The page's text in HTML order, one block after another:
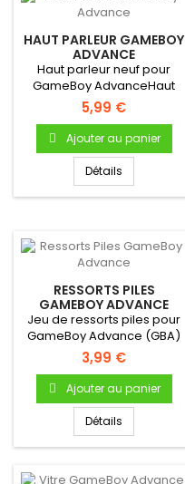
HAUT PARLEUR GAMEBOY
ADVANCE
Haut parleur neuf pour
GameBoy AdvanceHaut
parleur (enceinte) interne
neuf...
5,99 €
Ajouter au panier
Détails
RESSORTS PILES
GAMEBOY ADVANCE
Jeu de ressorts piles pour
GameBoy Advance (GBA)
3,99 €
Ajouter au panier
Détails